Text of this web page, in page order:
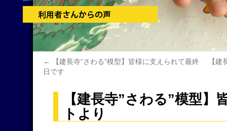
←
【建長寺”さわる”模型】皆様に支えられて最終
日です
【
【建長寺”さわる”模型】
トより